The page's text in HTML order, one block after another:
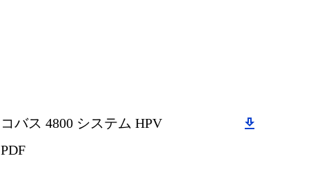
Download
コバス 4800 システム HPV
PDF